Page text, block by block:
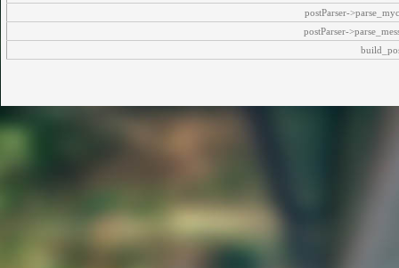
postParser-
postParser-